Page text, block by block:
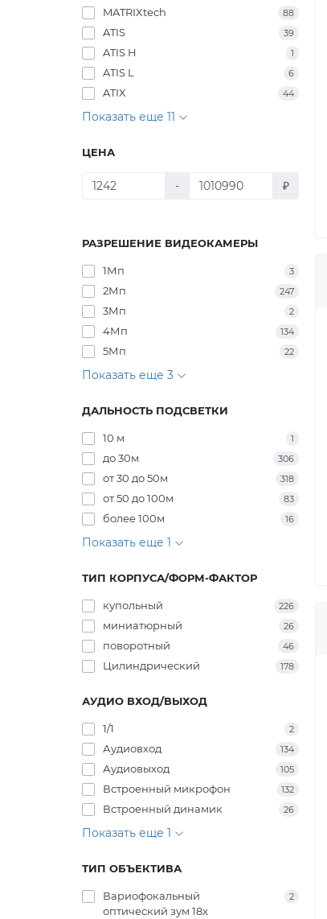
MATRIXtech 88
ATIS 39
ATIS H 1
ATIS L 6
ATIX 44
Показать еще 11
ЦЕНА
- ₽
РАЗРЕШЕНИЕ ВИДЕОКАМЕРЫ
1Мп 3
2Мп 247
3Мп 2
4Мп 134
5Мп 22
Показать еще 3
ДАЛЬНОСТЬ ПОДСВЕТКИ
10 м 1
до 30м 306
от 30 до 50м 318
от 50 до 100м 83
более 100м 16
Показать еще 1
ТИП КОРПУСА/ФОРМ-ФАКТОР
купольный 226
миниатюрный 26
поворотный 46
Цилиндрический 178
АУДИО ВХОД/ВЫХОД
1/1 2
Аудиовход 134
Аудиовыход 105
Встроенный микрофон 132
Встроенный динамик 26
Показать еще 1
ТИП ОБЪЕКТИВА
Вариофокальный
оптический зум 18x
2